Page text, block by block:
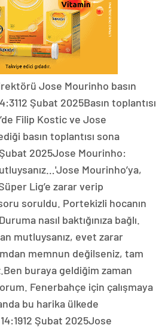
Jose Mourinho basın
Şubat 2025Basın toplantısı
Filip Kostic ve Jose
basın toplantısı sona
2025Jose Mourinho:
Mourinho’ya,
Lig’e zarar verip
soruldu. Portekizli hocanın
nasıl baktığınıza bağlı.
mutluysanız, evet zarar
memnun değilseniz, tam
buraya geldiğim zaman
Fenerbahçe için çalışmaya
bu harika ülkede
Şubat 2025Jose